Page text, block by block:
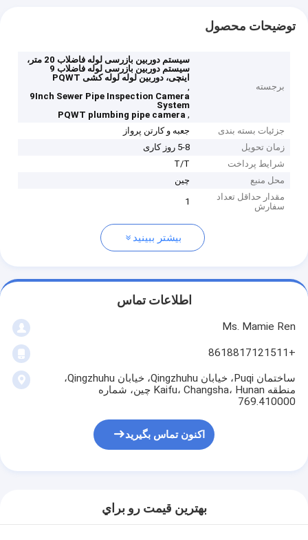
توضیحات محصول
برجسته
سیستم دوربین بازرسی لوله فاضلاب 20 متر،
سیستم دوربین بازرسی لوله فاضلاب 9
اینچی، دوربین لوله لوله کشی PQWT
,
9Inch Sewer Pipe Inspection Camera
System
,
PQWT plumbing pipe camera
جزئیات بسته بندی
جعبه و کارتن پرواز
زمان تحویل
5-8 روز کاری
شرایط پرداخت
T/T
محل منبع
چین
مقدار حداقل تعداد
سفارش
1
بیشتر ببینید
اطلاعات تماس
Ms. Mamie Ren
+8618817121511
ساختمان Puqi، خیابان Qingzhuhu، خیابان Qingzhuhu،
منطقه Kaifu، Changsha، Hunan چین، شماره
769.410000
اکنون تماس بگیرید
بهترين قيمت رو براي